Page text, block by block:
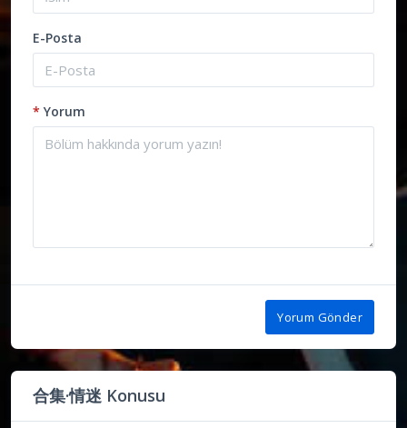
E-Posta
* Yorum
Yorum Gönder
合集·情迷 Konusu